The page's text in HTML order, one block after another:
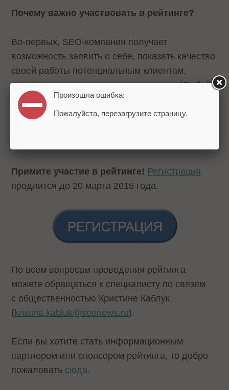
Почему важно участвовать в рейтинге?
Во-первых, SEO-компания получает
возможность заявить о себе, показать качество
своей работы потенциальным клиентам,
увеличить лояльность существующих. (Любой
заказчик гордится тем, что его подрядчик —
ЛУЧШАЯ компания на рынке). Во-вторых, для
Примите участие в рейтинге! Регистрация
продлится до 20 марта 2015 года.
По всем вопросам проведения рейтинга
можете обращаться к специалисту по связям
с общественностью Кристине Каблук
(kristina.kabluk@seonews.ru).
Если вы хотите стать информационным
партнером или спонсором рейтинга, то добро
пожаловать сюда.
Произошла ошибка:
Пожалуйста, перезагрузите страницу.